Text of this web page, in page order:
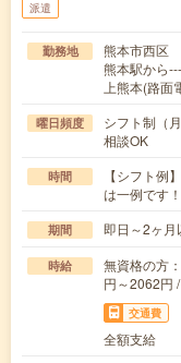
派遣
勤務地
熊本市西区
熊本駅から
上熊本(路
曜日頻度
シフト制（
相談OK
時間
【シフト例
は一例です
期間 即日～2ヶ
時給
無資格の方
円～2062円
交通費
全額支給